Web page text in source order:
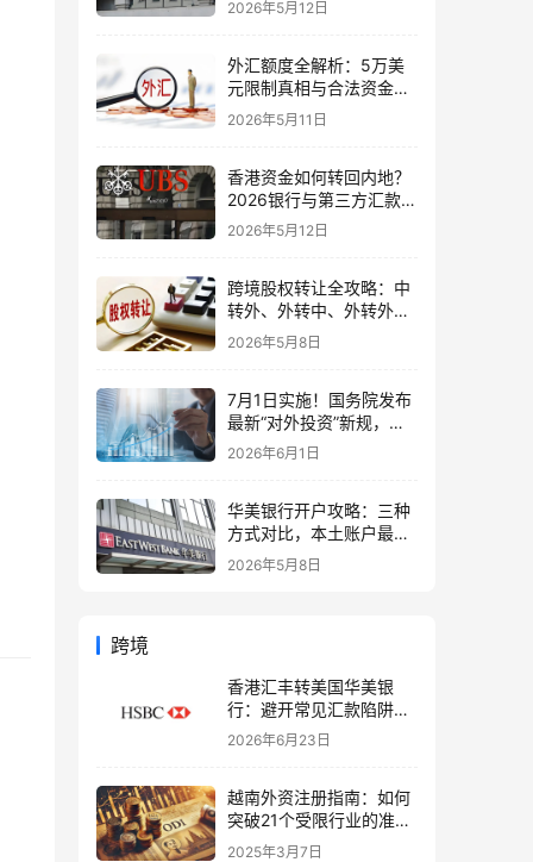
2026年5月12日
外汇额度全解析：5万美
元限制真相与合法资金出
境通道
2026年5月11日
香港资金如何转回内地？
2026银行与第三方汇款全
攻略
2026年5月12日
跨境股权转让全攻略：中
转外、外转中、外转外合
规流程与税务处理（2026
最新版）
2026年5月8日
7月1日实施！国务院发布
最新“对外投资”新规，炒
股、出海、海外资产配置
2026年6月1日
华美银行开户攻略：三种
方式对比，本土账户最稳
定可靠
2026年5月8日
跨境
香港汇丰转美国华美银
行：避开常见汇款陷阱的
保姆级教程
2026年6月23日
越南外资注册指南：如何
突破21个受限行业的准入
限制？
2025年3月7日